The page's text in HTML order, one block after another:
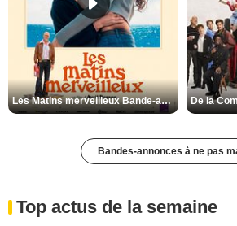
Les Matins merveilleux Bande-annonce VF
Bandes-annonces à ne pas
Top actus de la semaine